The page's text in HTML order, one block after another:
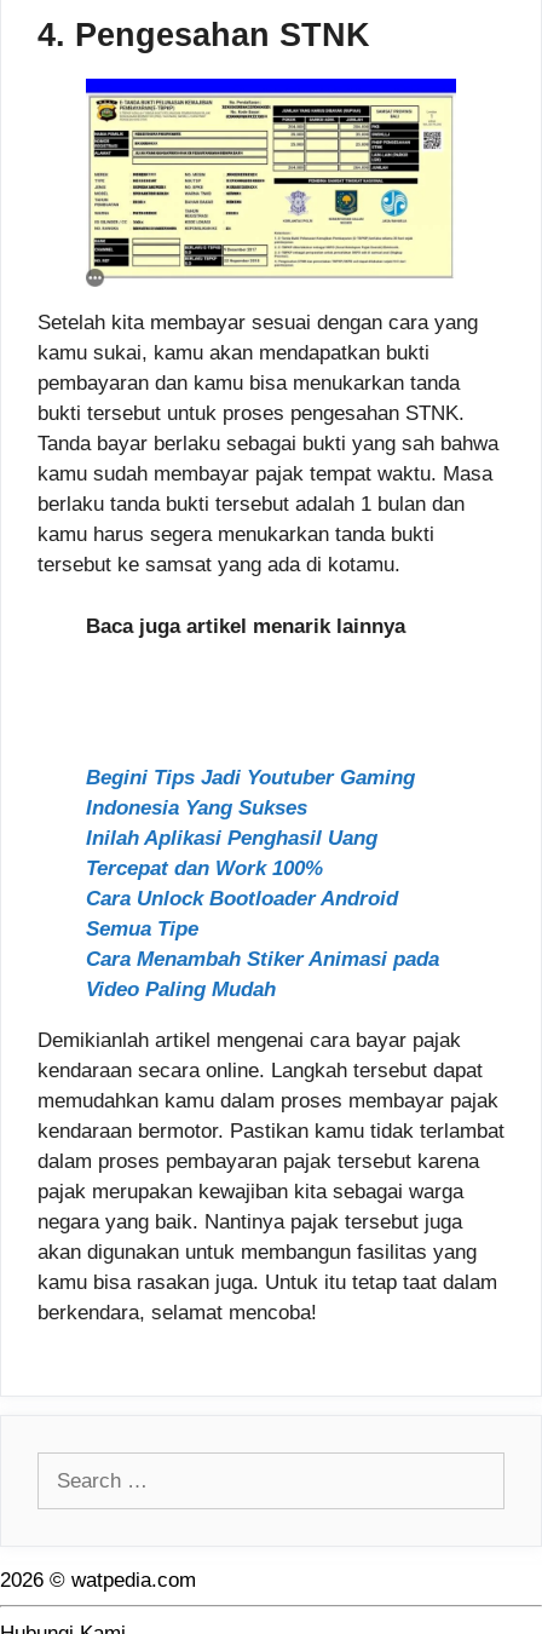
4. Pengesahan STNK
Setelah kita membayar sesuai dengan cara yang
kamu sukai, kamu akan mendapatkan bukti
pembayaran dan kamu bisa menukarkan tanda
bukti tersebut untuk proses pengesahan STNK.
Tanda bayar berlaku sebagai bukti yang sah bahwa
kamu sudah membayar pajak tempat waktu. Masa
berlaku tanda bukti tersebut adalah 1 bulan dan
kamu harus segera menukarkan tanda bukti
tersebut ke samsat yang ada di kotamu.
Baca juga artikel menarik lainnya
Begini Tips Jadi Youtuber Gaming
Indonesia Yang Sukses
Inilah Aplikasi Penghasil Uang
Tercepat dan Work 100%
Cara Unlock Bootloader Android
Semua Tipe
Cara Menambah Stiker Animasi pada
Video Paling Mudah
Demikianlah artikel mengenai cara bayar pajak
kendaraan secara online. Langkah tersebut dapat
memudahkan kamu dalam proses membayar pajak
kendaraan bermotor. Pastikan kamu tidak terlambat
dalam proses pembayaran pajak tersebut karena
pajak merupakan kewajiban kita sebagai warga
negara yang baik. Nantinya pajak tersebut juga
akan digunakan untuk membangun fasilitas yang
kamu bisa rasakan juga. Untuk itu tetap taat dalam
berkendara, selamat mencoba!
2026 © watpedia.com